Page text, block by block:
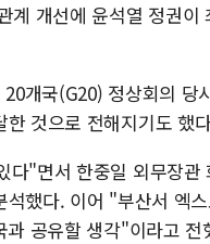
계 개선에 윤석열 정권이
개국(G20) 정상회의 당
것으로 전해지기도 했
"면서 한중일 외무장관
했다. 이어 "부산서 엑
공유할 생각"이라고 전